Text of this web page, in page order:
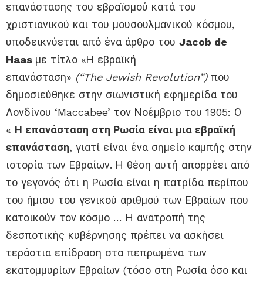
επανάστασης του εβραϊσμού κατά του
χριστιανικού και του μουσουλμανικού κόσμου,
υποδεικνύεται από ένα άρθρο του Jacob de
Haas με τίτλο «Η εβραϊκή
επανάσταση» (“The Jewish Revolution”)που
δημοσιεύθηκε στην σιωνιστική εφημερίδα του
Λονδίνου ‘Maccabee’ τον Νοέμβριο του 1905: Ο
« Η επανάσταση στη Ρωσία είναι μια εβραϊκή
επανάσταση, γιατί είναι ένα σημείο καμπής στην
ιστορία των Εβραίων. Η θέση αυτή απορρέει από
το γεγονός ότι η Ρωσία είναι η πατρίδα περίπου
του ήμισυ του γενικού αριθμού των Εβραίων που
κατοικούν τον κόσμο … Η ανατροπή της
δεσποτικής κυβέρνησης πρέπει να ασκήσει
τεράστια επίδραση στα πεπρωμένα των
εκατομμυρίων Εβραίων (τόσο στη Ρωσία όσο και